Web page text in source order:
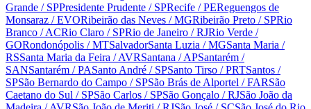
Grande / SPPresidente Prudente / SPRecife / PEReguengos de
Monsaraz / EVORibeirão das Neves / MGRibeirão Preto / SPRio
Branco / ACRio Claro / SPRio de Janeiro / RJRio Verde /
GORondonópolis / MTSalvadorSanta Luzia / MGSanta Maria /
RSSanta Maria da Feira / AVRSantana / APSantarém /
SANSantarém / PASanto André / SPSanto Tirso / PRTSantos /
SPSão Bernardo do Campo / SPSão Brás de Alportel / FARSão
Caetano do Sul / SPSão Carlos / SPSão Gonçalo / RJSão João da